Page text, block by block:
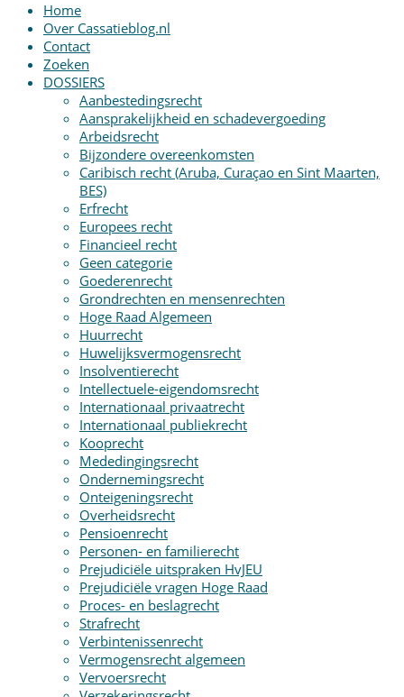
Home
Over Cassatieblog.nl
Contact
Zoeken
DOSSIERS
Aanbestedingsrecht
Aansprakelijkheid en schadevergoeding
Arbeidsrecht
Bijzondere overeenkomsten
Caribisch recht (Aruba, Curaçao en Sint Maarten,
BES)
Erfrecht
Europees recht
Financieel recht
Geen categorie
Goederenrecht
Grondrechten en mensenrechten
Hoge Raad Algemeen
Huurrecht
Huwelijksvermogensrecht
Insolventierecht
Intellectuele-eigendomsrecht
Internationaal privaatrecht
Internationaal publiekrecht
Kooprecht
Mededingingsrecht
Ondernemingsrecht
Onteigeningsrecht
Overheidsrecht
Pensioenrecht
Personen- en familierecht
Prejudiciële uitspraken HvJEU
Prejudiciële vragen Hoge Raad
Proces- en beslagrecht
Strafrecht
Verbintenissenrecht
Vermogensrecht algemeen
Vervoersrecht